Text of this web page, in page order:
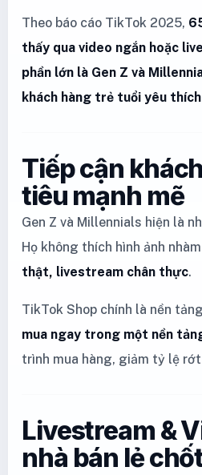
Theo báo cáo TikTok 2025,
thấy qua video ngắn hoặc
phần lớn là Gen Z và
khách hàng trẻ tuổi yêu
Tiếp cận
tiêu mạnh mẽ
Gen Z và Millennials hiện là
Họ không thích hình ảnh
thật, livestream chân thực.
TikTok Shop chính là nền
mua ngay trong một nền
trình mua hàng, giảm tỷ lệ rớt
Livestream &
nhà bán lẻ